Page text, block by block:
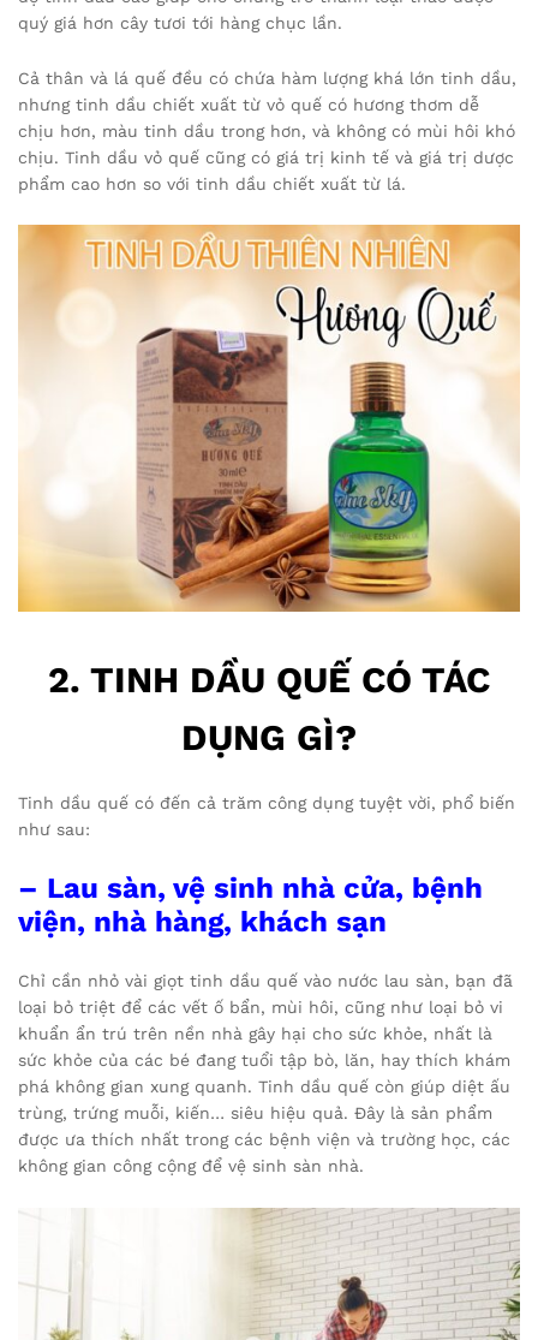
quý giá hơn cây tươi tới hàng chục lần.
Cả thân và lá quế đều có chứa hàm lượng khá lớn tinh dầu,
nhưng tinh dầu chiết xuất từ vỏ quế có hương thơm dễ
chịu hơn, màu tinh dầu trong hơn, và không có mùi hôi khó
chịu. Tinh dầu vỏ quế cũng có giá trị kinh tế và giá trị dược
phẩm cao hơn so với tinh dầu chiết xuất từ lá.
2. TINH DẦU QUẾ CÓ TÁC
DỤNG GÌ?
Tinh dầu quế có đến cả trăm công dụng tuyệt vời, phổ biến
như sau:
– Lau sàn, vệ sinh nhà cửa, bệnh
viện, nhà hàng, khách sạn
Chỉ cần nhỏ vài giọt tinh dầu quế vào nước lau sàn, bạn đã
loại bỏ triệt để các vết ố bẩn, mùi hôi, cũng như loại bỏ vi
khuẩn ẩn trú trên nền nhà gây hại cho sức khỏe, nhất là
sức khỏe của các bé đang tuổi tập bò, lăn, hay thích khám
phá không gian xung quanh. Tinh dầu quế còn giúp diệt ấu
trùng, trứng muỗi, kiến… siêu hiệu quả. Đây là sản phẩm
được ưa thích nhất trong các bệnh viện và trường học, các
không gian công cộng để vệ sinh sàn nhà.